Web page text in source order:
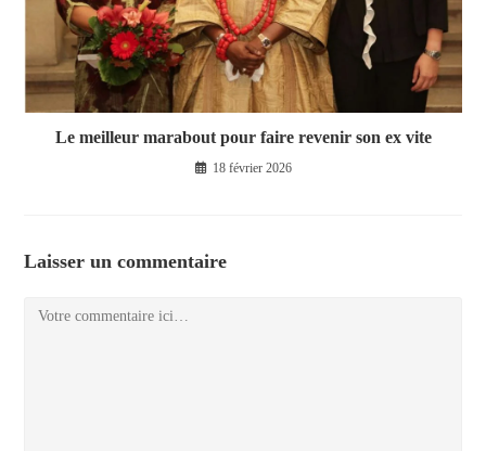
Le meilleur marabout pour faire revenir son ex vite
18 février 2026
Laisser un commentaire